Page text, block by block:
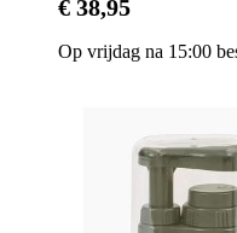
€ 38,95
Op vrijdag na 15:00